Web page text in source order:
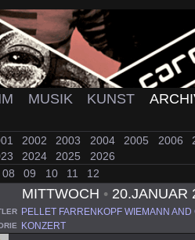
MUSIK KUNST
2002 2003 2004 2005 2006
2024 2025
2026
08 09 10 11 12
MITTWOCH •20.JANUAR
PELLET FARRENKOPF WIEMANN AND
KONZERT